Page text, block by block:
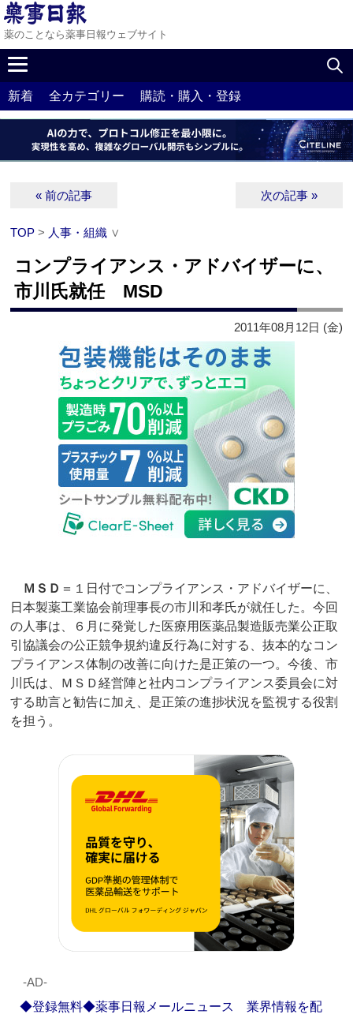
薬のことなら薬事日報ウェブサイト
新着 全カテゴリー 購読・購入・登録
« 前の記事 次の記事 »
TOP > 人事・組織 ∨
コンプライアンス・アドバイザーに、
市川氏就任 MSD
2011年08月12日 (金)
ＭＳＤ ＝１日付でコンプライアンス・アドバイザーに、
日本製薬工業協会前理事長の市川和孝氏が就任した。今回
の人事は、６月に発覚した医療用医薬品製造販売業公正取
引協議会の公正競争規約違反行為に対する、抜本的なコン
プライアンス体制の改善に向けた是正策の一つ。今後、市
川氏は、ＭＳＤ経営陣と社内コンプライアンス委員会に対
する助言と勧告に加え、是正策の進捗状況を監視する役割
を担う。
‐AD‐
◆登録無料◆薬事日報メールニュース 業界情報を配